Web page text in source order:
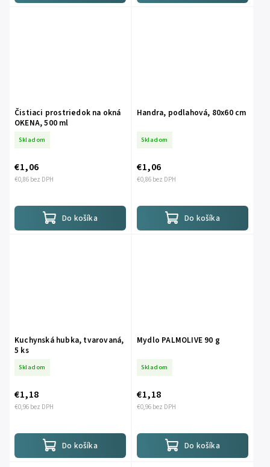
Čistiaci prostriedok na okná
OKENA, 500 ml
Skladom
€0,86 bez DPH
€1,06
Do košíka
Handra, podlahová, 80x60 cm
Skladom
€0,86 bez DPH
€1,06
Do košíka
Kuchynská hubka, tvarovaná,
5 ks
Skladom
€0,96 bez DPH
€1,18
Do košíka
Mydlo PALMOLIVE 90 g
Skladom
€0,96 bez DPH
€1,18
Do košíka